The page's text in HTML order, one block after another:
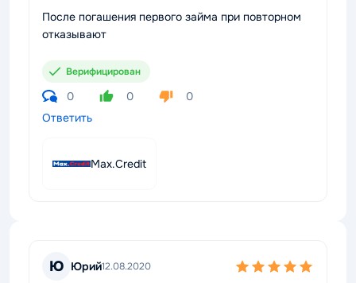
После погашения первого займа при повторном
отказывают
Верифицирован
0 0
0
Ответить
Max.Credit
Ю Юрий12.08.2020